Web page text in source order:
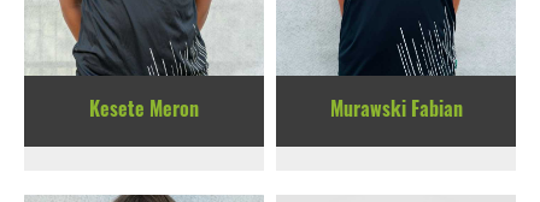
Kesete Meron Murawski Fabian